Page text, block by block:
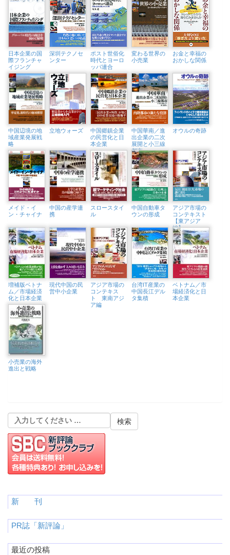
日本企業の国
際フランチャ
イジング
深圳テクノセ
ンター
ポスト世俗化
時代とヨーロ
ッパ連合
変わる世界の
小売業
お金と幸福の
おかしな関係
中国辺境の地
域産業発展戦
略
立地ウォーズ
中国郷鎮企業
の民営化と日
本企業
中国華南／進
出企業の二次
展開と小三線
都市
オウルの奇跡
メイド・イ
ン・チャイナ
中国の産学連
携
スロースタイ
ル
中国自動車タ
ウンの形成
アジア市場の
コンテキスト
【東アジア
編】
増補版ベトナ
ム／市場経済
化と日本企業
現代中国の民
営中小企業
アジア市場の
コンテキス
ト 東南アジ
ア編
台湾IT産業の
中国長江デル
タ集積
ベトナム／市
場経済化と日
本企業
小売業の海外
進出と戦略
新 刊
PR誌「新評論」
最近の投稿